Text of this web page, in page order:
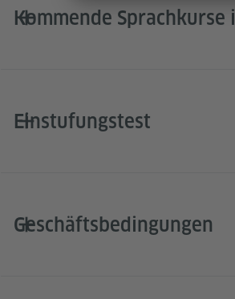
Kommende Sprachkurse
Einstufungstest
Geschäftsbedingungen